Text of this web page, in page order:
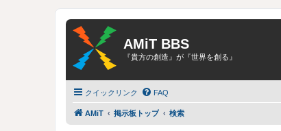
AMiT BBS
『貴方の創造』が『世界を創る』
クイックリンク FAQ
AMiT 掲示板トップ 検索